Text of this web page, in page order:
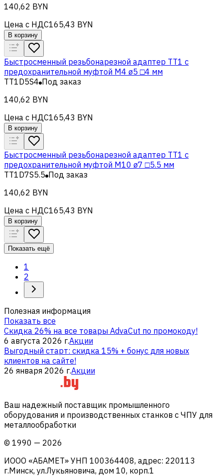
140,62 BYN
Цена с НДС165,43 BYN
В корзину
Быстросменный резьбонарезной адаптер TT1 с
предохранительной муфтой M4 ø5 □4 мм
TT1D5S4 Под заказ
140,62 BYN
Цена с НДС165,43 BYN
В корзину
Быстросменный резьбонарезной адаптер TT1 с
предохранительной муфтой M10 ø7 □5.5 мм
TT1D7S5.5 Под заказ
140,62 BYN
Цена с НДС165,43 BYN
В корзину
Показать ещё
1
2
Полезная информация
Показать все
Скидка 26% на все товары AdvaCut по промокоду!
6 августа 2026 г.Акции
Выгодный старт: скидка 15% + бонус для новых
клиентов на сайте!
26 января 2026 г.Акции
Ваш надежный поставщик промышленного
оборудования и производственных станков с ЧПУ для
металлообработки
© 1990 — 2026
ИООО «АБАМЕТ» УНП 100364408, адрес: 220113
г.Минск, ул.Лукьяновича, дом 10, корп.1